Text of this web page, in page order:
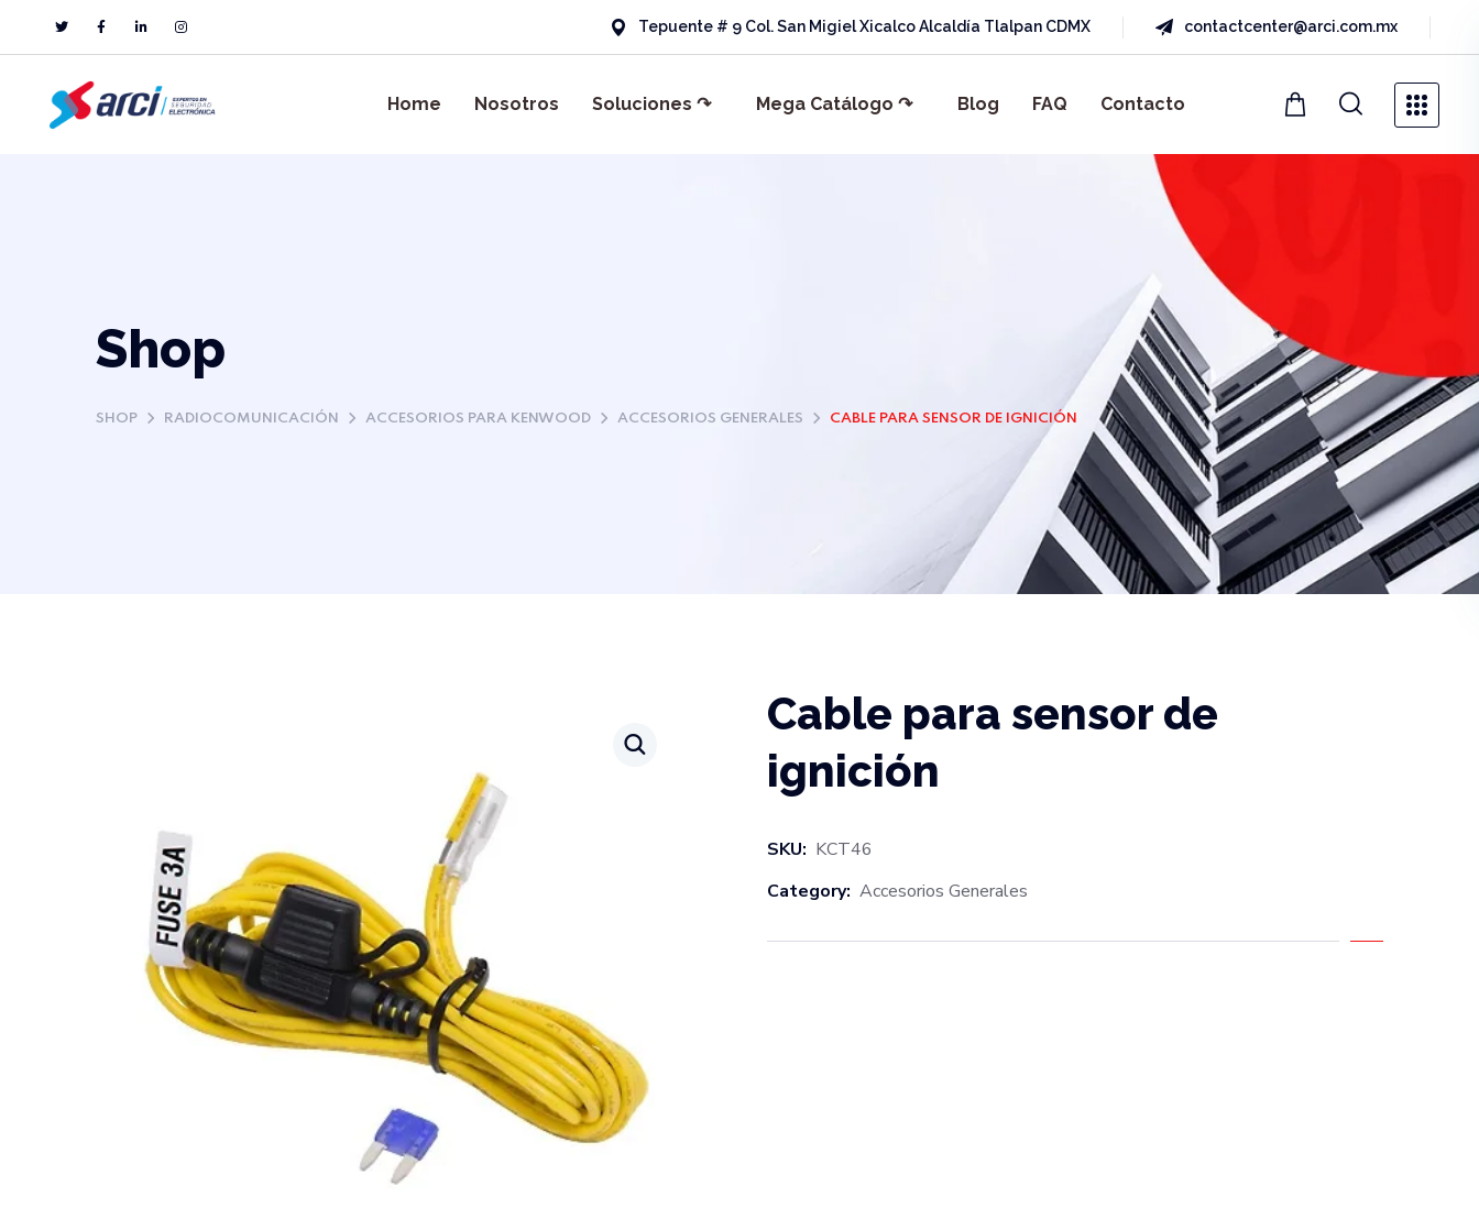
Tepuente # 9 Col. San Migiel Xicalco Alcaldía Tlalpan CDMX contactcenter@arci.com.mx
Home Nosotros Soluciones ↷ Mega Catálogo ↷ Blog FAQ Contacto
Shop
SHOP RADIOCOMUNICACIÓN ACCESORIOS PARA KENWOOD ACCESORIOS GENERALES CABLE PARA SENSOR DE IGNICIÓN
Cable para sensor de
ignición
SKU: KCT46
Category: Accesorios Generales